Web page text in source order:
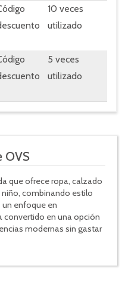
10 veces
utilizado
5 veces
utilizado
OVS
que ofrece ropa, calzado
combinando estilo
un enfoque en
convertido en una opción
modernas sin gastar